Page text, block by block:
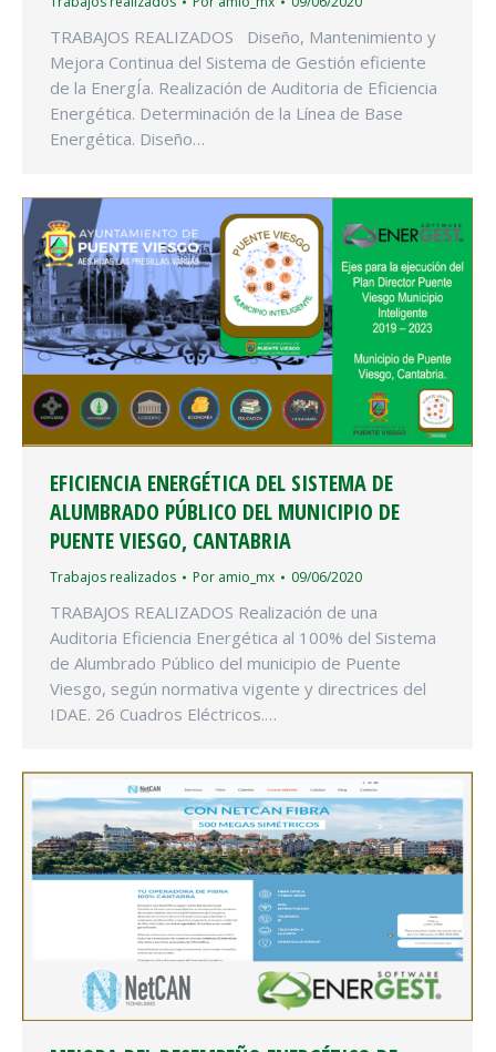
TRABAJOS REALIZADOS Diseño, Mantenimiento y
Mejora Continua del Sistema de Gestión eficiente
de la EnergÍa. Realización de Auditoria de Eficiencia
Energética. Determinación de la Línea de Base
Energética. Diseño…
EFICIENCIA ENERGÉTICA DEL SISTEMA DE
ALUMBRADO PÚBLICO DEL MUNICIPIO DE
PUENTE VIESGO, CANTABRIA
Trabajos realizados Por amio_mx 09/06/2020
TRABAJOS REALIZADOS Realización de una
Auditoria Eficiencia Energética al 100% del Sistema
de Alumbrado Público del municipio de Puente
Viesgo, según normativa vigente y directrices del
IDAE. 26 Cuadros Eléctricos.…